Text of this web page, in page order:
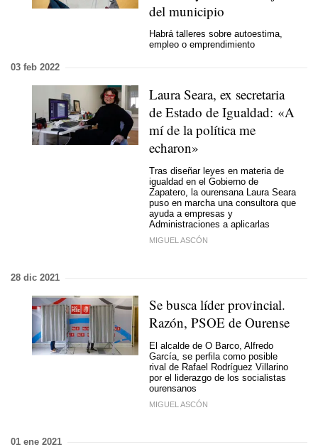
del municipio
Habrá talleres sobre autoestima,
empleo o emprendimiento
03 feb 2022
Laura Seara, ex secretaria
de Estado de Igualdad: «A
mí de la política me
echaron»
Tras diseñar leyes en materia de
igualdad en el Gobierno de
Zapatero, la ourensana Laura Seara
puso en marcha una consultora que
ayuda a empresas y
Administraciones a aplicarlas
MIGUEL ASCÓN
28 dic 2021
Se busca líder provincial.
Razón, PSOE de Ourense
El alcalde de O Barco, Alfredo
García, se perfila como posible
rival de Rafael Rodríguez Villarino
por el liderazgo de los socialistas
ourensanos
MIGUEL ASCÓN
01 ene 2021